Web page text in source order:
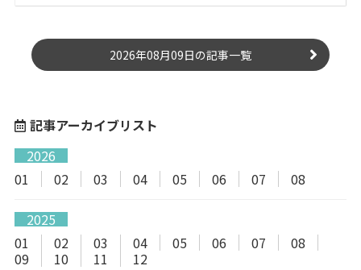
2026年08月09日の記事一覧
記事アーカイブリスト
2026
01
02 03 04 05 06 07 08
2025
01
02 03 04 05 06 07
08
09
10 11 12